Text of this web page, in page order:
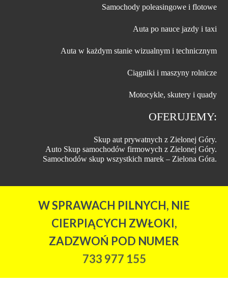
Samochody poleasingowe i flotowe
Auta po nauce jazdy i taxi
Auta w każdym stanie wizualnym i technicznym
Ciągniki i maszyny rolnicze
Motocykle, skutery i quady
OFERUJEMY:
Skup aut prywatnych z Zielonej Góry.
Auto Skup samochodów firmowych z Zielonej Góry.
Samochodów skup wszystkich marek – Zielona Góra.
W SPRAWACH PILNYCH, NIE
CIERPIĄCYCH ZWŁOKI,
ZADZWOŃ POD NUMER
733 977 155